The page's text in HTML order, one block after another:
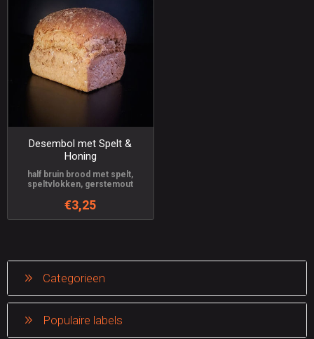
Desembol met Spelt &
Honing
half bruin brood met spelt,
speltvlokken, gerstemout
€3,25
Categorieen
Populaire labels